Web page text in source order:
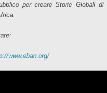
per creare Storie Globali di
www.eban.org/